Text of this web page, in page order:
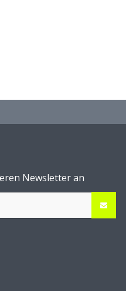
Newsletter an